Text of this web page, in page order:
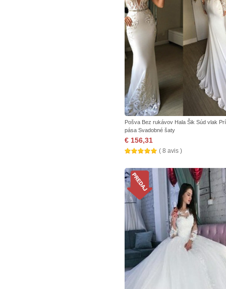
Pošva Bez rukávov Hala Šik Súd vlak
pása Svadobné šaty
€ 156,31
( 8 avis )